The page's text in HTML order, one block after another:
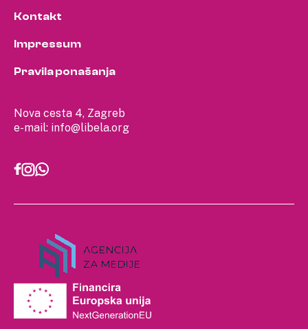
Nova cesta 4, Zagreb
e-mail: info@libela.org
Kontakt
Impressum
Pravila ponašanja